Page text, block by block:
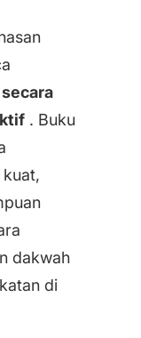
. Buku
dakwah
di